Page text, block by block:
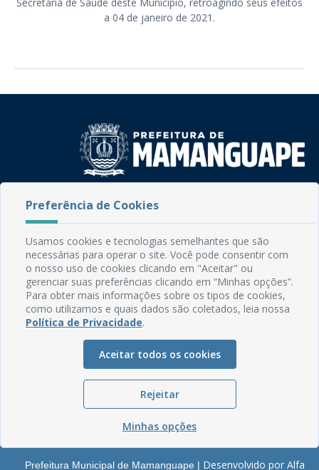
a 04 de janeiro de 2021.
Rua do Imperador, 78, Centro
Email: comunicacao@mamanguape.pb.gov.br
Expediente: Segunda à Sexta, das 08h às 13h
Mapa do Site
Perguntas frequentes
Glossário
Ouvidoria
Serviços Internos
Política de Privacidade
Prefeitura Municipal de Mamanguape | Desenvolvido por Alfa
Preferência de Cookies
Usamos cookies e tecnologias semelhantes que são
necessárias para operar o site. Você pode consentir com
o nosso uso de cookies clicando em "Aceitar" ou
gerenciar suas preferências clicando em “Minhas opções”.
Para obter mais informações sobre os tipos de cookies,
como utilizamos e quais dados são coletados, leia nossa
Política de Privacidade.
Aceitar todos os cookies
Rejeitar
Minhas opções